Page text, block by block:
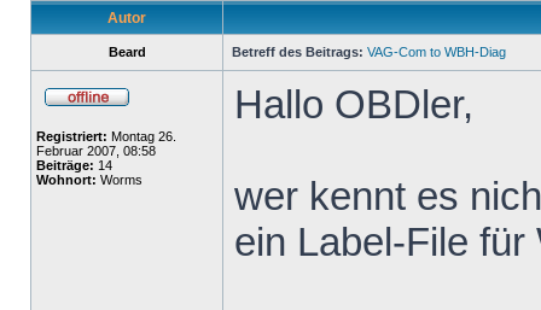
Autor
Beard Betreff des Beitrags: VAG-Com to WBH-Diag
Registriert: Montag 26.
Februar 2007, 08:58
Beiträge: 14
Wohnort: Worms
Hallo OBDler,
wer kennt es
ein Label-File